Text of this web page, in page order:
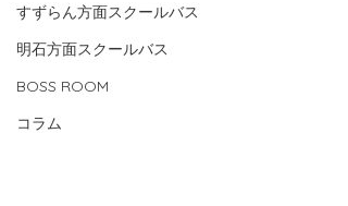
すずらん方面スクールバス
明石方面スクールバス
BOSS ROOM
コラム